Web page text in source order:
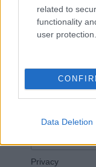
related to
functionality
user protection.
Data Deletion
Iscriviti alla
email
sul sito web!
Privacy